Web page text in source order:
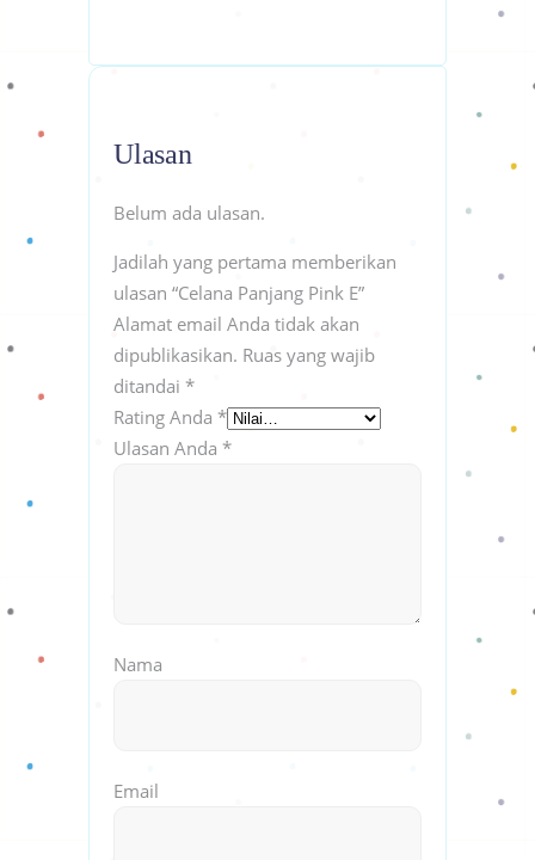
Ulasan
Belum ada ulasan.
Jadilah yang pertama memberikan
ulasan “Celana Panjang Pink E”
Alamat email Anda tidak akan
dipublikasikan. Ruas yang wajib
ditandai *
Rating Anda *
Ulasan Anda *
Nama
Email